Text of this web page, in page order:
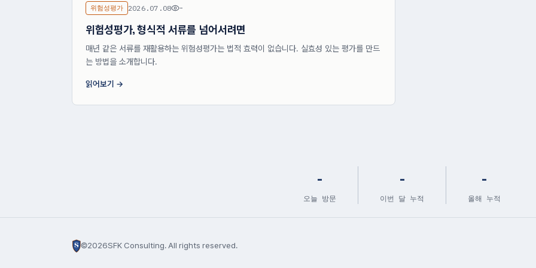
위험성평가 2026.07.08 -
위험성평가, 형식적 서류를 넘어서려면
매년 같은 서류를 재활용하는 위험성평가는 법적 효력이 없습니다. 실효성 있는 평가를 만드
는 방법을 소개합니다.
읽어보기
-
오늘 방문
-
이번 달 누적
-
올해 누적
©2026SFK Consulting. All rights reserved.